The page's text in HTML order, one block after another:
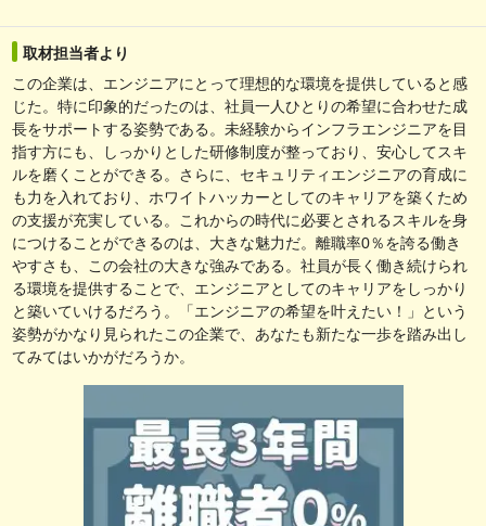
取材担当者より
この企業は、エンジニアにとって理想的な環境を提供していると感
じた。特に印象的だったのは、社員一人ひとりの希望に合わせた成
長をサポートする姿勢である。未経験からインフラエンジニアを目
指す方にも、しっかりとした研修制度が整っており、安心してスキ
ルを磨くことができる。さらに、セキュリティエンジニアの育成に
も力を入れており、ホワイトハッカーとしてのキャリアを築くため
の支援が充実している。これからの時代に必要とされるスキルを身
につけることができるのは、大きな魅力だ。離職率0％を誇る働き
やすさも、この会社の大きな強みである。社員が長く働き続けられ
る環境を提供することで、エンジニアとしてのキャリアをしっかり
と築いていけるだろう。「エンジニアの希望を叶えたい！」という
姿勢がかなり見られたこの企業で、あなたも新たな一歩を踏み出し
てみてはいかがだろうか。